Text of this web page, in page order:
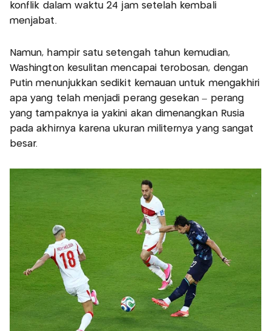
konflik dalam waktu 24 jam setelah kembali
menjabat.
Namun, hampir satu setengah tahun kemudian,
Washington kesulitan mencapai terobosan, dengan
Putin menunjukkan sedikit kemauan untuk mengakhiri
apa yang telah menjadi perang gesekan – perang
yang tampaknya ia yakini akan dimenangkan Rusia
pada akhirnya karena ukuran militernya yang sangat
besar.